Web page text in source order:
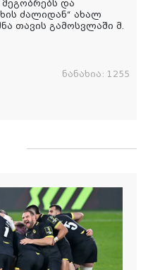
მეგობრებს და
ძალიდან“ ახალ
თავის გამოსვლაში მ.
ნანახია: 1255